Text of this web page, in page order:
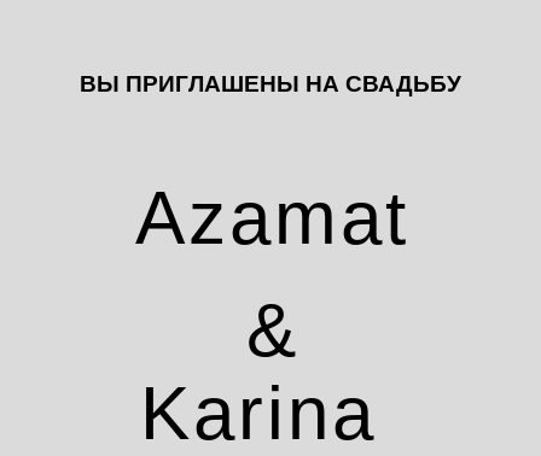
Karina
Azamat
ВЫ ПРИГЛАШЕНЫ НА СВАДЬБУ
&